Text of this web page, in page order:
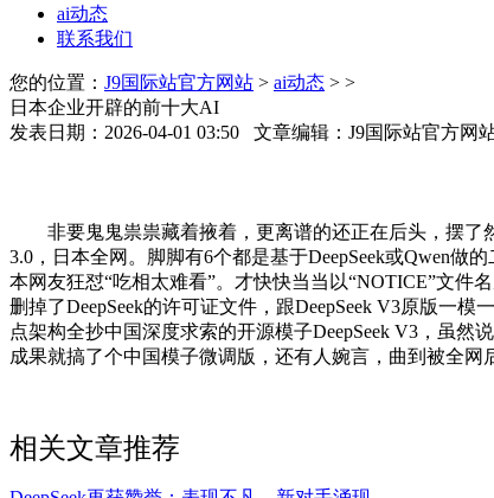
ai动态
联系我们
您的位置： J9国际站官方网站 > ai动态 > >
日本企业开辟的前十大AI
发表日期：2026-04-01 03:50 文章编辑：J9国际站官方
非要鬼鬼祟祟藏着掖着，更离谱的还正在后头，摆了然
3.0，日本全网。脚脚有6个都是基于DeepSeek或Qwen做
本网友狂怼“吃相太难看”。才快快当当以“NOTICE”文
删掉了DeepSeek的许可证文件，跟DeepSeek V3原版一
点架构全抄中国深度求索的开源模子DeepSeek V3，虽然
成果就搞了个中国模子微调版，还有人婉言，曲到被全
相关文章推荐